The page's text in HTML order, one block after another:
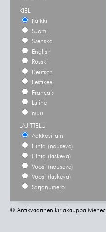
KIELI
Kaikki
Suomi
Svenska
English
Russki
Deutsch
Eestikeel
Français
Latine
muu
LAJITTELU
Aakkosittain
Hinta (nouseva)
Hinta (laskeva)
Vuosi (nouseva)
Vuosi (laskeva)
Sarjanumero
© Antikvaarinen kirjakauppa